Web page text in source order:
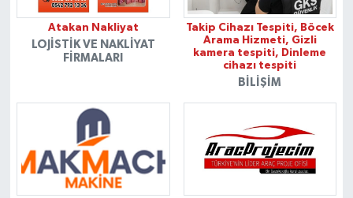
Atakan Nakliyat
LOJISTIK VE NAKLIYAT
FIRMALARI
Takip Cihazı Tespiti, Böcek
Arama Hizmeti, Gizli
kamera tespiti, Dinleme
cihazı tespiti
BILIŞIM